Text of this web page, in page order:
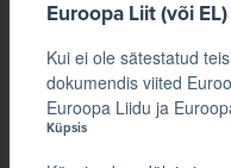
Euroopa Liit (või EL)
Kui ei ole sätestatud
dokumendis viited
Euroopa Liidu ja
Küpsis